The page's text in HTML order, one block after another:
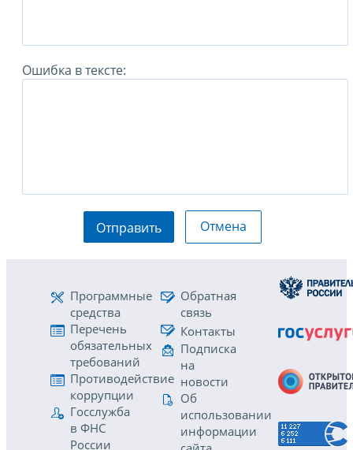
Ошибка в тексте:
Отправить Отмена
Программные
средства
Перечень
обязательных
требований
Противодействие
коррупции
Госслужба
в ФНС
России
Обратная
связь
Контакты
Подписка
на
новости
Об
использовании
информации